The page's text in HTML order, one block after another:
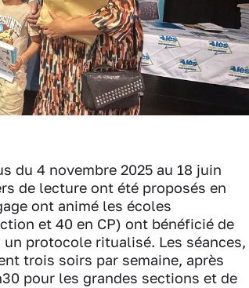
du 4 novembre 2025 au 18 juin
de lecture ont été proposés en
ont animé les écoles
et 40 en CP) ont bénéficié de
protocole ritualisé. Les séances,
trois soirs par semaine, après
pour les grandes sections et de